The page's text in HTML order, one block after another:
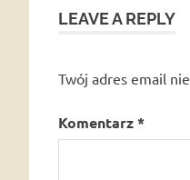
LEAVE A REPLY
Twój adres email
Komentarz*